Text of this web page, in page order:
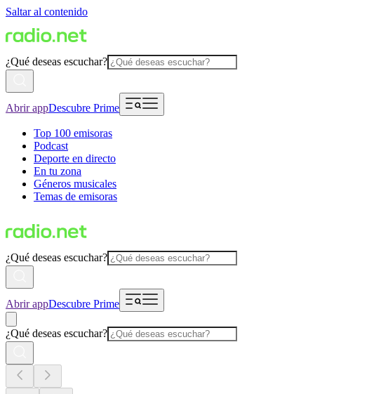
Saltar al contenido
¿Qué deseas escuchar?
Abrir appDescubre Prime
Top 100 emisoras
Podcast
Deporte en directo
En tu zona
Géneros musicales
Temas de emisoras
¿Qué deseas escuchar?
Abrir appDescubre Prime
¿Qué deseas escuchar?